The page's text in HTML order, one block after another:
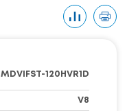
MDVIFST-120HVR1D
V8